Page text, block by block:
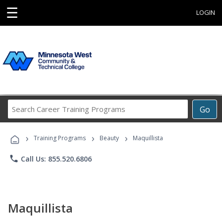
☰ LOGIN
Go
Career
Programs
› Training Programs › Beauty › Maquillista
phone Call Us: 855.520.6806
Maquillista